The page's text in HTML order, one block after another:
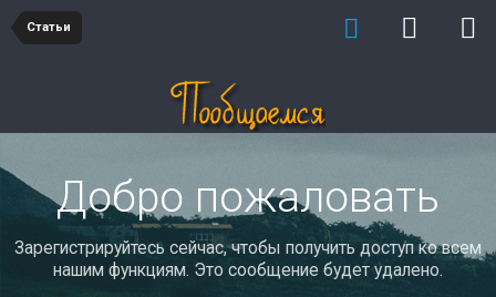
Статьи
Добро пожаловать
Зарегистрируйтесь сейчас, чтобы получить доступ ко всем
нашим функциям. Это сообщение будет удалено.